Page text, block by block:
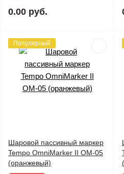
0.00 руб.
Популярный
Шаровой пассивный маркер
Tempo OmniMarker II OM-05
(оранжевый)